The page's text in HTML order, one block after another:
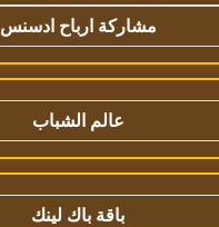
مشاركة ارباح ادسنس
عالم الشباب
باقة باك لينك